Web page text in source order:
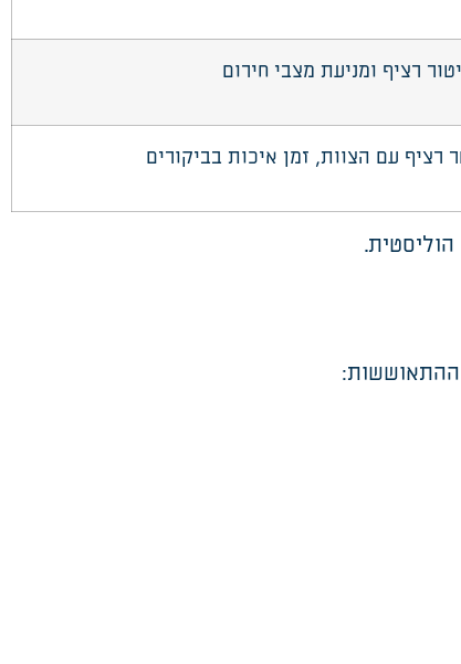
רציף ומניעת מצבי חירום
רציף עם הצוות, זמן איכות בביקורים
.
ת: